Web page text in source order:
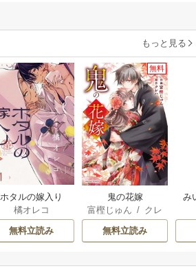
もっと見る
ホタルの嫁入り
橘オレコ
無料立読み
無料
鬼の花嫁
富樫じゅん / クレ
ハ
無料立読み
み